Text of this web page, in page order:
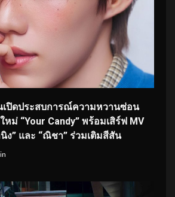
เปิดประสบการณ์ความหวานซ่อน
หม่ “Your Candy” พร้อมเสิร์ฟ MV
นิง” และ “ณิชา” ร่วมเติมสีสัน